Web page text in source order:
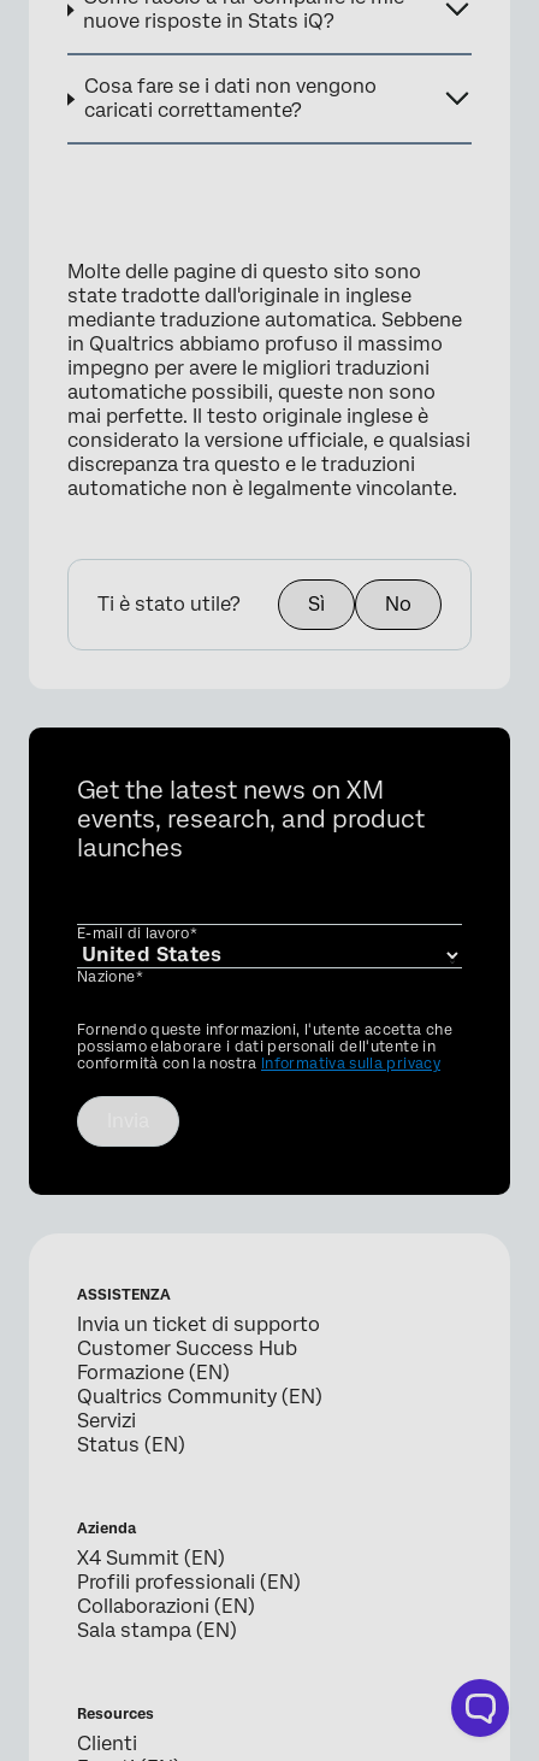
nuove risposte in Stats iQ?
Cosa fare se i dati non vengono
caricati correttamente?
Molte delle pagine di questo sito sono
state tradotte dall'originale in inglese
mediante traduzione automatica. Sebbene
in Qualtrics abbiamo profuso il massimo
impegno per avere le migliori traduzioni
automatiche possibili, queste non sono
mai perfette. Il testo originale inglese è
considerato la versione ufficiale, e qualsiasi
discrepanza tra questo e le traduzioni
automatiche non è legalmente vincolante.
Ti è stato utile? Sì No
Get the latest news on XM
events, research, and product
launches
E-mail di lavoro*
Nazione*
Privacy
Optin
Fornendo queste informazioni, l'utente accetta che
possiamo elaborare i dati personali dell'utente in
conformità con la nostra Informativa sulla privacy
ASSISTENZA
Invia un ticket di supporto
Customer Success Hub
Formazione (EN)
Qualtrics Community (EN)
Servizi
Status (EN)
Azienda
X4 Summit (EN)
Profili professionali (EN)
Collaborazioni (EN)
Sala stampa (EN)
Resources
Clienti